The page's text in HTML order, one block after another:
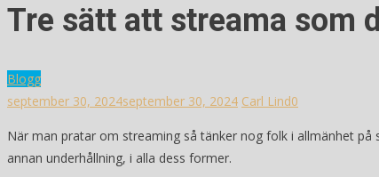
Tre sätt att streama som
Blogg
september 30, 2024september 30, 2024 Carl Lind0
När man pratar om streaming så tänker nog folk i allmänhet
annan underhållning, i alla dess former.